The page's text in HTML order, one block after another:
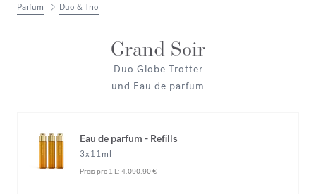
Parfum Duo & Trio
Grand Soir
Duo Globe Trotter
und Eau de parfum
Eau de parfum - Refills
3x11ml
Preis pro 1 L: 4.090,90 €